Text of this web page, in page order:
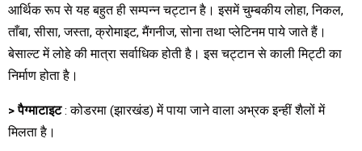
आर्थिक रूप से यह बहुत ही सम्पन्न चट्टान है। इसमें चुम्बकीय लोहा, निकल,
ताँबा, सीसा, जस्ता, क्रोमाइट, मैंगनीज, सोना तथा प्लेटिनम पाये जाते हैं।
बेसाल्ट में लोहे की मात्रा सर्वाधिक होती है। इस चट्टान से काली मिट्टी का
निर्माण होता है।
>पैग्माटाइट: कोडरमा (झारखंड) में पाया जाने वाला अभ्रक इन्हीं शैलों में
मिलता है।